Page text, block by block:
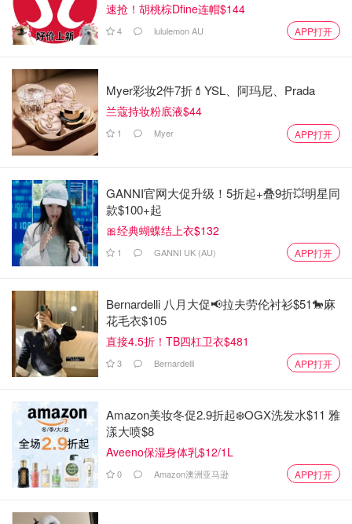
这是一条淡粉色的针织裤，前几年国内非常流行浅色裤子的
时候买的
一条一条的细纹针织，非常好看，搭配大衣很完美～
冬天穿非常合适，里面穿浅色打底袜就好～
速抢！胡桃棕Dfine连帽$144
4 lululemon AU APP打开
Myer彩妆2件7折💄YSL、阿玛尼、Prada
兰蔻持妆粉底液$44
1 Myer APP打开
GANNI官网大促升级！5折起+叠9折💥明星同
款$100+起
🎀经典蝴蝶结上衣$132
1 GANNI UK (AU) APP打开
Bernardelli 八月大促📢拉夫劳伦衬衫$51🐎麻
花毛衣$105
直接4.5折！TB四杠卫衣$481
3 Bernardelli APP打开
Amazon美妆冬促2.9折起❄️OGX洗发水$11 雅
漾大喷$8
Aveeno保湿身体乳$12/1L
0 Amazon澳洲亚马逊 APP打开